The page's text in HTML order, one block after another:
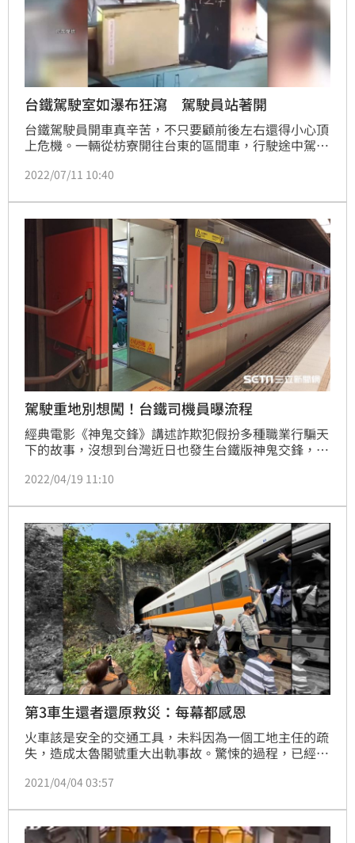
台鐵駕駛室如瀑布狂瀉 駕駛員站著開
台鐵駕駛員開車真辛苦，不只要顧前後左右還得小心頂
上危機。一輛從枋寮開往台東的區間車，行駛途中駕駛
只能站著駕駛。事後追查，原來是因為冷氣機排水口有
2022/07/11 10:40
駕駛重地別想闖！台鐵司機員曝流程
經典電影《神鬼交鋒》講述詐欺犯假扮多種職業行騙天
下的故事，沒想到台灣近日也發生台鐵版神鬼交鋒，兩
員工導引至駕駛室外，直到之後才被拆穿。對此，台鐵
2022/04/19 11:10
第3車生還者還原救災：每幕都感恩
火車該是安全的交通工具，未料因為一個工地主任的疏
失，造成太魯閣號重大出軌事故。驚悚的過程，已經經
第三車廂的乘客回億，到最後一刻仍死命地煞車，司機
下，沒繼續釀成更大規模的傷亡，「感謝為乘客犧牲自
己的兩位駕駛員」。（記者　陳佳鈴）
2021/04/04 03:57